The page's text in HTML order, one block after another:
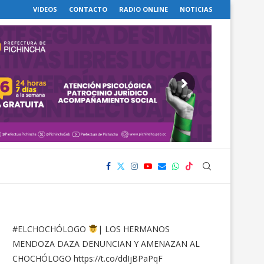
VIDEOS CONTACTO RADIO ONLINE NOTICIAS
#ELCHOCHÓLOGO
| LOS HERMANOS
MENDOZA DAZA DENUNCIAN Y AMENAZAN AL
CHOCHÓLOGO https://t.co/ddIjBPaPqF